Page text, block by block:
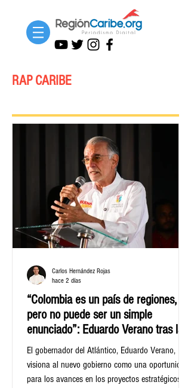
RAP CARIBE
“Colombia es un país de regiones,
pero no puede ser un simple
enunciado”: Eduardo Verano tras la
posesión de Abelardo de la Espriella
como presidente de la República
El gobernador del Atlántico, Eduardo Verano,
visiona al nuevo gobierno como una oportunidad
para los avances en los proyectos estratégicos
Carlos Hernández Rojas
hace 2 días